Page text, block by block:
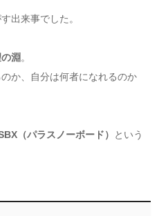
出来事でした。
淵 。
か、自分は何者になれるのか
（パラスノーボード）
という